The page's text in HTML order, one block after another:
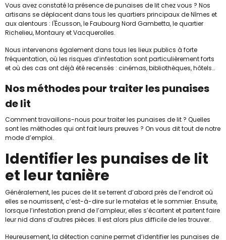
Vous avez constaté la présence de punaises de lit chez vous ? Nos
artisans se déplacent dans tous les quartiers principaux de Nîmes et
aux alentours : l'Écusson, le Faubourg Nord Gambetta, le quartier
Richelieu, Montaury et Vacquerolles.
Nous intervenons également dans tous les lieux publics à forte
fréquentation, où les risques d’infestation sont particulièrement forts
et où des cas ont déjà été recensés : cinémas, bibliothèques, hôtels…
Nos méthodes pour traiter les punaises
de lit
Comment travaillons-nous pour traiter les punaises de lit ? Quelles
sont les méthodes qui ont fait leurs preuves ? On vous dit tout de notre
mode d’emploi.
Identifier les punaises de lit
et leur tanière
Généralement, les puces de lit se terrent d’abord près de l’endroit où
elles se nourrissent, c’est-à-dire sur le matelas et le sommier. Ensuite,
lorsque l’infestation prend de l’ampleur, elles s’écartent et partent faire
leur nid dans d’autres pièces. Il est alors plus difficile de les trouver.
Heureusement, la détection canine permet d’identifier les punaises de